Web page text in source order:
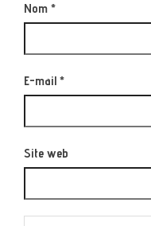
Nom *
E-mail *
Site web